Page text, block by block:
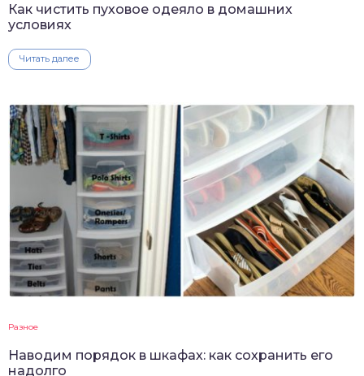
Как чистить пуховое одеяло в домашних
условиях
Читать далее
Разное
Наводим порядок в шкафах: как сохранить его
надолго